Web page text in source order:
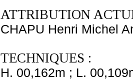
ATTRIBUTION
CHAPU Henri Michel
TECHNIQUES :
H. 00,162m ; L.